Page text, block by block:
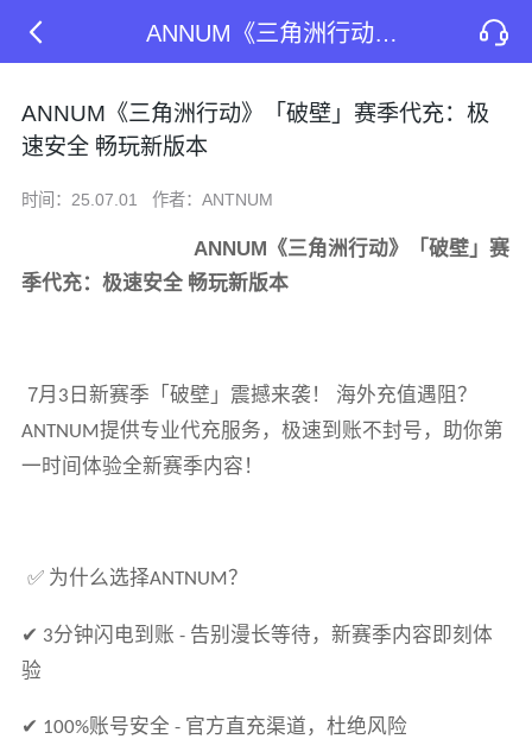
ANNUM《三角洲行动》「破壁」赛季代充：极速安全 畅玩新版本
ANNUM《三角洲行动》「破壁」赛季代充：极
速安全 畅玩新版本
时间：25.07.01 作者：ANTNUM
ANNUM
《三角洲行动》「破壁」赛
季代充：极速安全 畅玩新版本
7月 3 日新赛季「破壁」震撼来袭！ 海外充值遇阻？
ANTNUM提供专业代充服务，极速到账不封号，助你第
一时间体验全新赛季内容！
✅ 为什么选择ANTNUM？
✔ 3分钟闪电到账 - 告别漫长等待，新赛季内容即刻体
验
✔ 100%账号安全 - 官方直充渠道，杜绝风险